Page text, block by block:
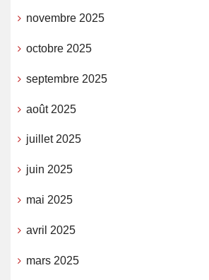
novembre 2025
octobre 2025
septembre 2025
août 2025
juillet 2025
juin 2025
mai 2025
avril 2025
mars 2025